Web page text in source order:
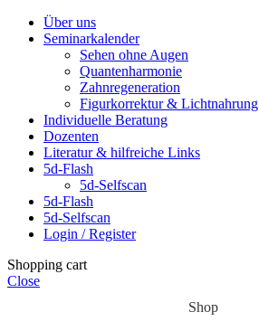
Über uns
Seminarkalender
Sehen ohne Augen
Quantenharmonie
Zahnregeneration
Figurkorrektur & Lichtnahrung
Individuelle Beratung
Dozenten
Literatur & hilfreiche Links
5d-Flash
5d-Selfscan
5d-Flash
5d-Selfscan
Login / Register
Shopping cart
Close
Shop